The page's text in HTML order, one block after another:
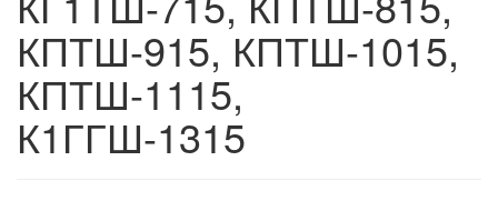
КПТШ-915, КПТШ-1015,
КПТШ-1115,
К1ГГШ-1315